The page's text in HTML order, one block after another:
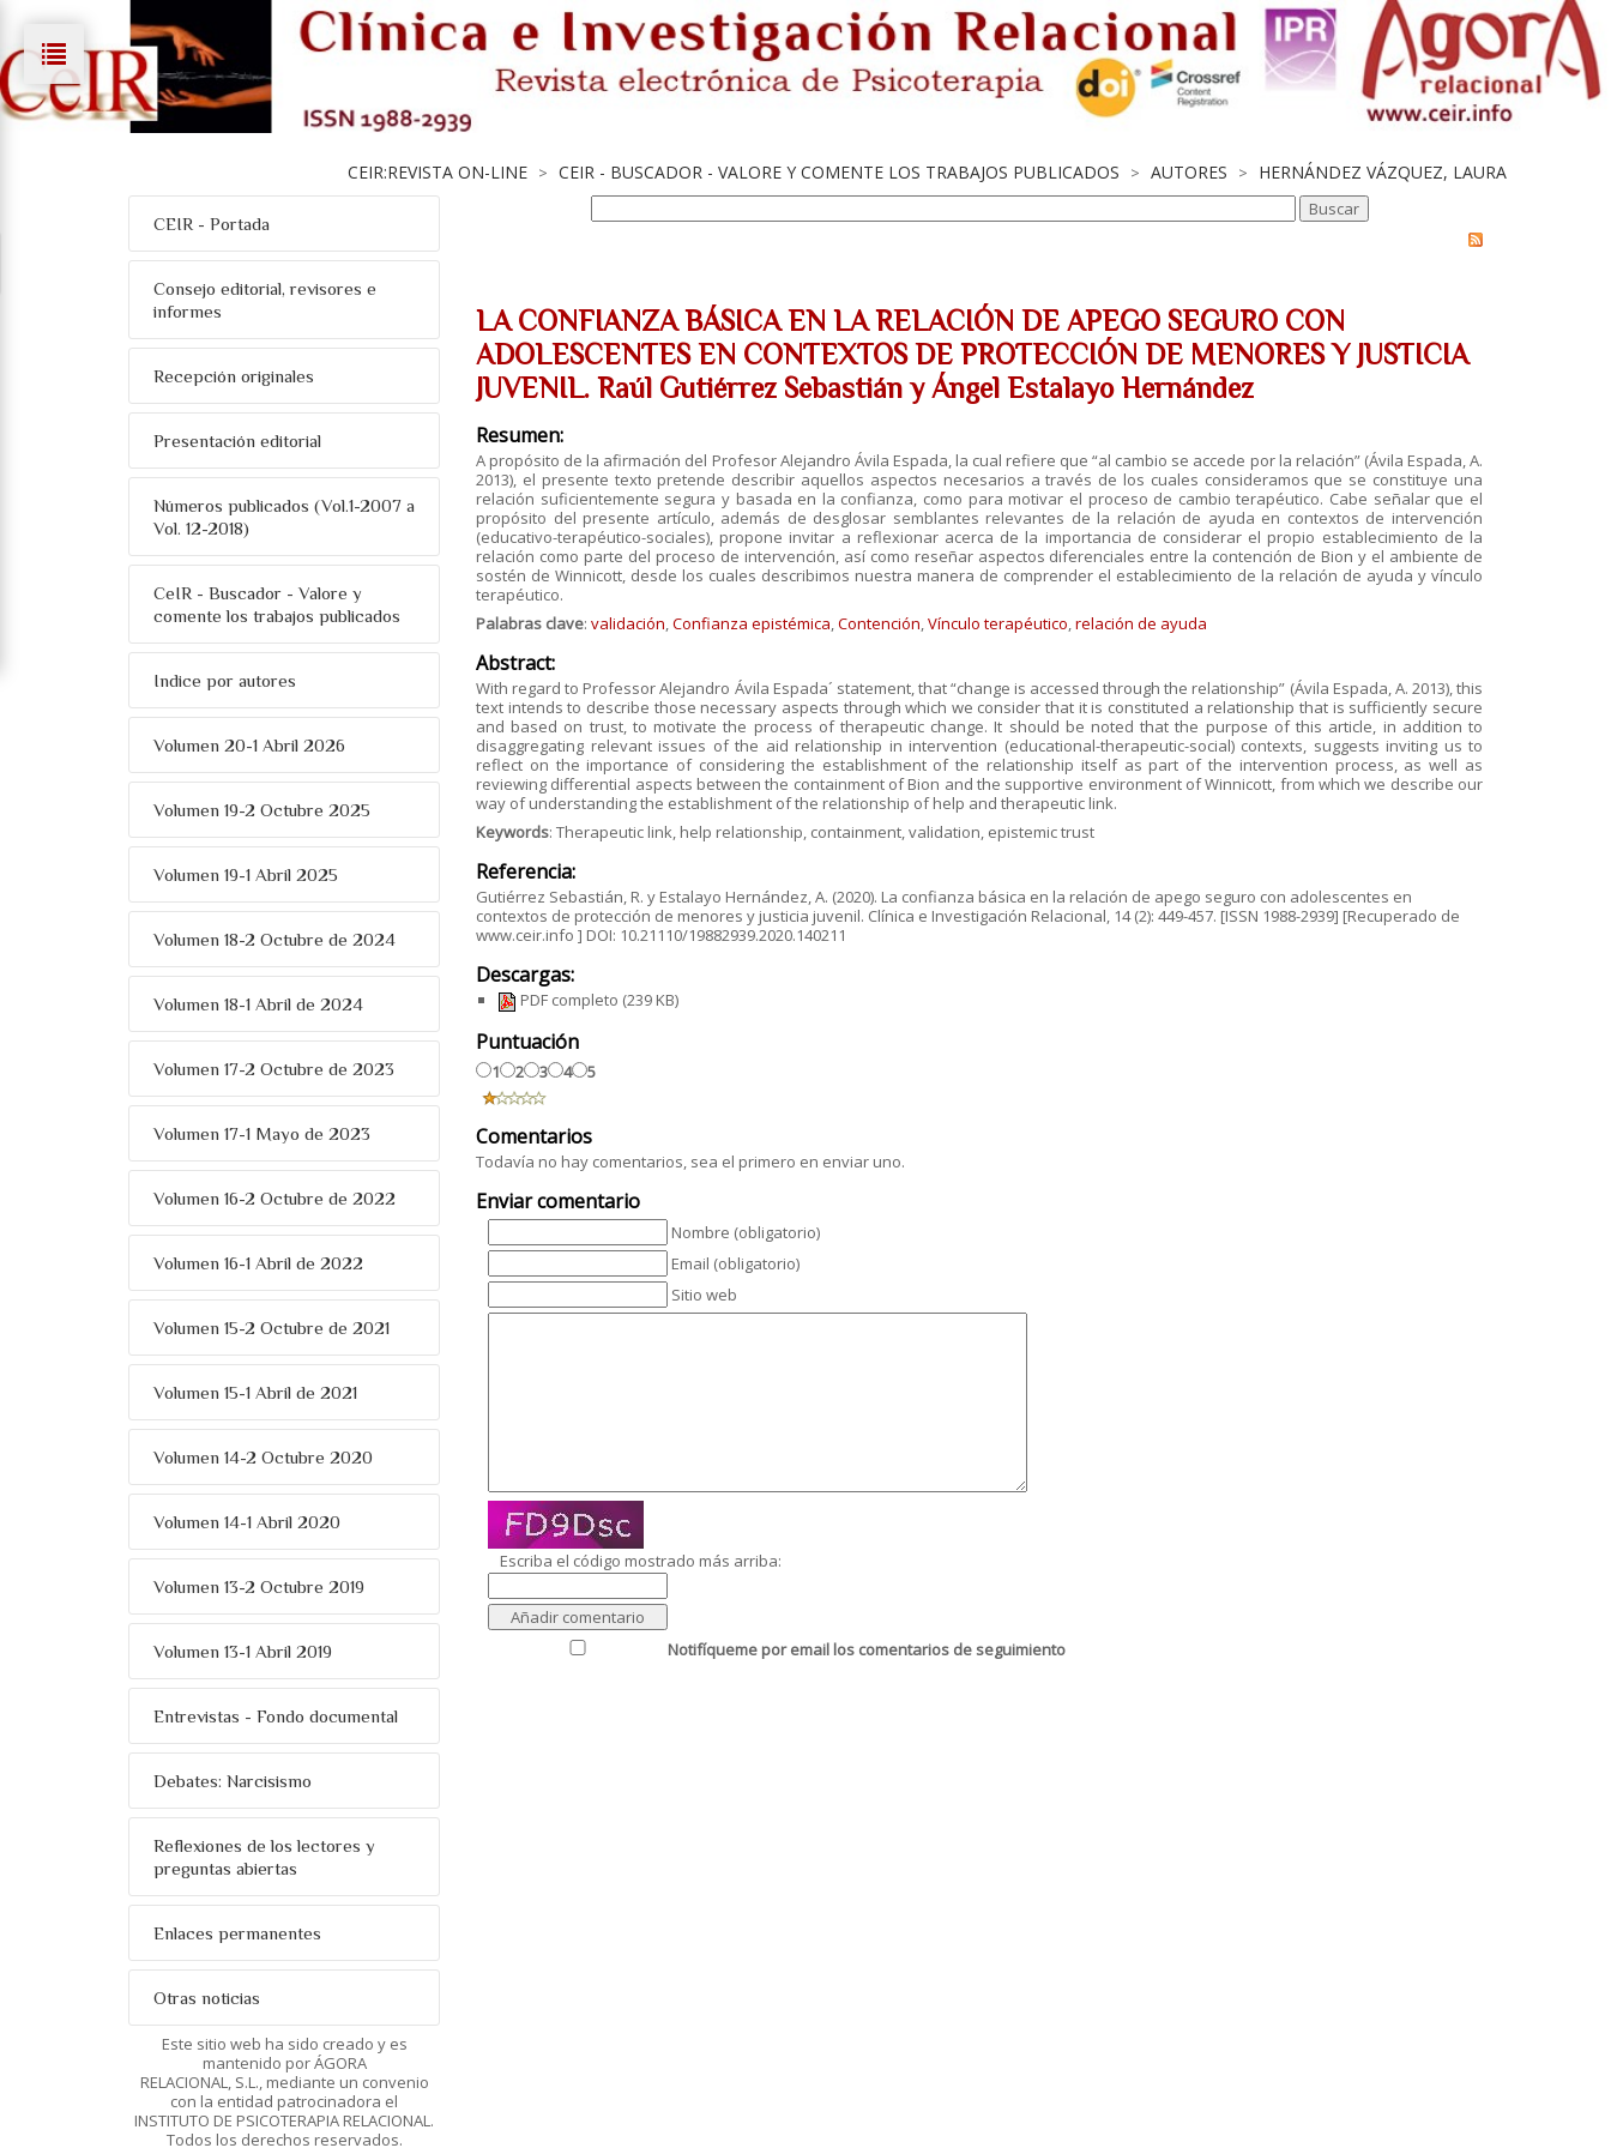
CEIR:REVISTA ON-LINE > CEIR - BUSCADOR - VALORE Y COMENTE LOS TRABAJOS PUBLICADOS > AUTORES > HERNÁNDEZ VÁZQUEZ, LAURA
CEIR - Portada
Consejo editorial, revisores e
informes
Recepción originales
Presentación editorial
Números publicados (Vol.1-2007 a
Vol. 12-2018)
CeIR - Buscador - Valore y
comente los trabajos publicados
Indice por autores
Volumen 20-1 Abril 2026
Volumen 19-2 Octubre 2025
Volumen 19-1 Abril 2025
Volumen 18-2 Octubre de 2024
Volumen 18-1 Abril de 2024
Volumen 17-2 Octubre de 2023
Volumen 17-1 Mayo de 2023
Volumen 16-2 Octubre de 2022
Volumen 16-1 Abril de 2022
Volumen 15-2 Octubre de 2021
Volumen 15-1 Abril de 2021
Volumen 14-2 Octubre 2020
Volumen 14-1 Abril 2020
Volumen 13-2 Octubre 2019
Volumen 13-1 Abril 2019
Entrevistas - Fondo documental
Debates: Narcisismo
Reflexiones de los lectores y
preguntas abiertas
Enlaces permanentes
Otras noticias
Este sitio web ha sido creado y es
mantenido por ÁGORA
RELACIONAL, S.L., mediante un convenio
con la entidad patrocinadora el
INSTITUTO DE PSICOTERAPIA RELACIONAL.
Todos los derechos reservados.
LA CONFIANZA BÁSICA EN LA RELACIÓN DE APEGO SEGURO CON
ADOLESCENTES EN CONTEXTOS DE PROTECCIÓN DE MENORES Y JUSTICIA
JUVENIL. Raúl Gutiérrez Sebastián y Ángel Estalayo Hernández
Resumen:
A propósito de la afirmación del Profesor Alejandro Ávila Espada, la cual refiere que “al cambio se accede por la relación” (Ávila Espada, A.
2013), el presente texto pretende describir aquellos aspectos necesarios a través de los cuales consideramos que se constituye una
relación suficientemente segura y basada en la confianza, como para motivar el proceso de cambio terapéutico. Cabe señalar que el
propósito del presente artículo, además de desglosar semblantes relevantes de la relación de ayuda en contextos de intervención
(educativo-terapéutico-sociales), propone invitar a reflexionar acerca de la importancia de considerar el propio establecimiento de la
relación como parte del proceso de intervención, así como reseñar aspectos diferenciales entre la contención de Bion y el ambiente de
sostén de Winnicott, desde los cuales describimos nuestra manera de comprender el establecimiento de la relación de ayuda y vínculo
terapéutico.
Palabras clave: validación,Confianza epistémica,Contención,Vínculo terapéutico,relación de ayuda
Abstract:
With regard to Professor Alejandro Ávila Espada´ statement, that “change is accessed through the relationship” (Ávila Espada, A. 2013), this
text intends to describe those necessary aspects through which we consider that it is constituted a relationship that is sufficiently secure
and based on trust, to motivate the process of therapeutic change. It should be noted that the purpose of this article, in addition to
disaggregating relevant issues of the aid relationship in intervention (educational-therapeutic-social) contexts, suggests inviting us to
reflect on the importance of considering the establishment of the relationship itself as part of the intervention process, as well as
reviewing differential aspects between the containment of Bion and the supportive environment of Winnicott, from which we describe our
way of understanding the establishment of the relationship of help and therapeutic link.
Keywords: Therapeutic link, help relationship, containment, validation, epistemic trust
Referencia:
Gutiérrez Sebastián, R. y Estalayo Hernández, A. (2020). La confianza básica en la relación de apego seguro con adolescentes en
contextos de protección de menores y justicia juvenil. Clínica e Investigación Relacional, 14 (2): 449-457. [ISSN 1988-2939] [Recuperado de
www.ceir.info ] DOI: 10.21110/19882939.2020.140211
Descargas:
PDF completo (239 KB)
Puntuación
1 2 3 4 5
Comentarios
Todavía no hay comentarios, sea el primero en enviar uno.
Enviar comentario
Nombre (obligatorio)
Email (obligatorio)
Sitio web
Escriba el código mostrado más arriba:
Notifíqueme por email los comentarios de seguimiento